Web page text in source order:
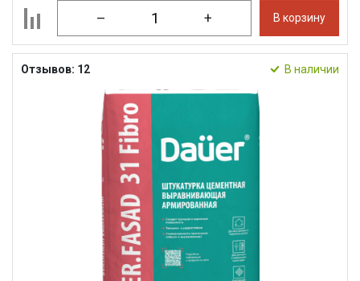
– + В корзину
Отзывов: 12 В наличии